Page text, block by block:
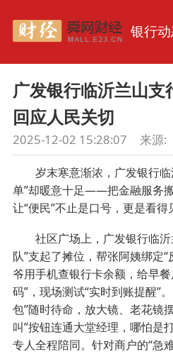
银行
广发银行临沂兰山支
回应人民关切
2025-12-02 15:28:07 来源:
岁末寒意渐浓，广发银行临
单”却暖意十足——把金融服务
让“便民”不止是口号，更是看得
社区广场上，广发银行临沂
队”支起了摊位，帮张阿姨绑定
爷用手机查银行卡余额，给早
码”，现场测试“实时到账提醒”
包”随时待命，放大镜、老花镜
叫”按钮连通大堂经理，哪怕是
专人全程陪同。针对商户的“急